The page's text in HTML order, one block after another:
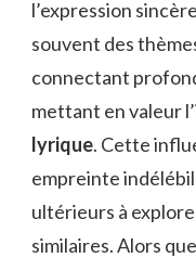
l’expression
souvent des
connectant
mettant en valeur
lyrique. Cette
empreinte
ultérieurs à
similaires. Alors